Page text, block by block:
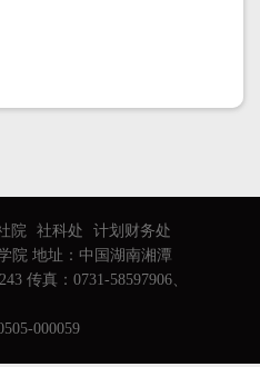
院 社科处
计划财务处
院 地址：中国湖南湘潭
传真：0731-58597906、
000059